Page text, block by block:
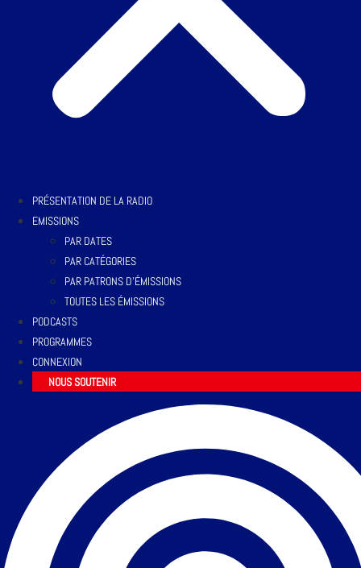
PRÉSENTATION DE LA RADIO
EMISSIONS
PAR DATES
PAR CATÉGORIES
PAR PATRONS D’ÉMISSIONS
TOUTES LES ÉMISSIONS
PODCASTS
PROGRAMMES
CONNEXION
NOUS SOUTENIR